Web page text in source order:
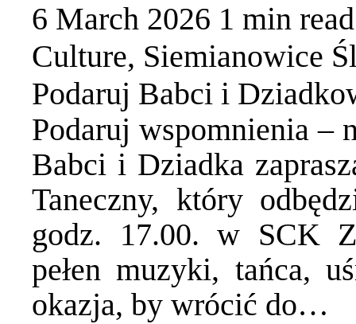
6 March 2026 1 min read
Culture, Siemianowice
Podaruj Babci i
Podaruj wspomnienia
Babci i Dziadka
Taneczny, który
godz. 17.00. w SCK
pełen muzyki, tańca,
okazja, by wrócić do…